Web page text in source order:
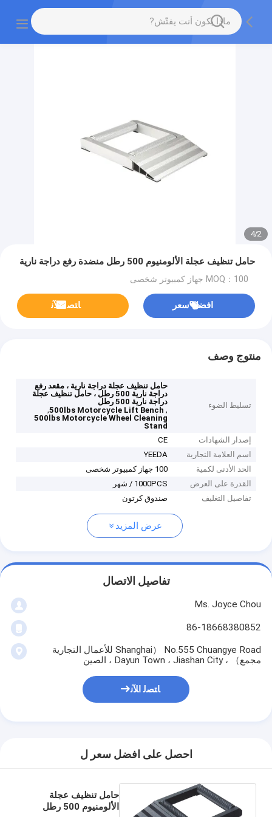
2
/
4
حامل تنظيف عجلة الألومنيوم 500 رطل منضدة رفع دراجة نارية
MOQ：100 جهاز كمبيوتر شخصى
افضل سعر ﺎﺘﺼﻟ ﺍﻶﻧ
منتوج وصف
تسليط الضوء
حامل تنظيف عجلة دراجة نارية ، مقعد رفع
دراجة نارية 500 رطل ، حامل تنظيف عجلة
دراجة نارية 500 رطل
,
500lbs Motorcycle Lift Bench
,
500lbs Motorcycle Wheel Cleaning
Stand
إصدار الشهادات
CE
اسم العلامة التجارية
YEEDA
الحد الأدنى لكمية
100 جهاز كمبيوتر شخصى
القدرة على العرض
1000PCS / شهر
تفاصيل التغليف
صندوق كرتون
عرض المزيد
تفاصيل الاتصال
Ms. Joyce Chou
86-18668380852
No.555 Chuangye Road （Shanghai للأعمال التجارية
مجمع） ، Dayun Town ، Jiashan City ، الصين
ﺎﺘﺼﻟ ﺍﻶﻧ
احصل على افضل سعر ل
حامل تنظيف عجلة
الألومنيوم 500 رطل